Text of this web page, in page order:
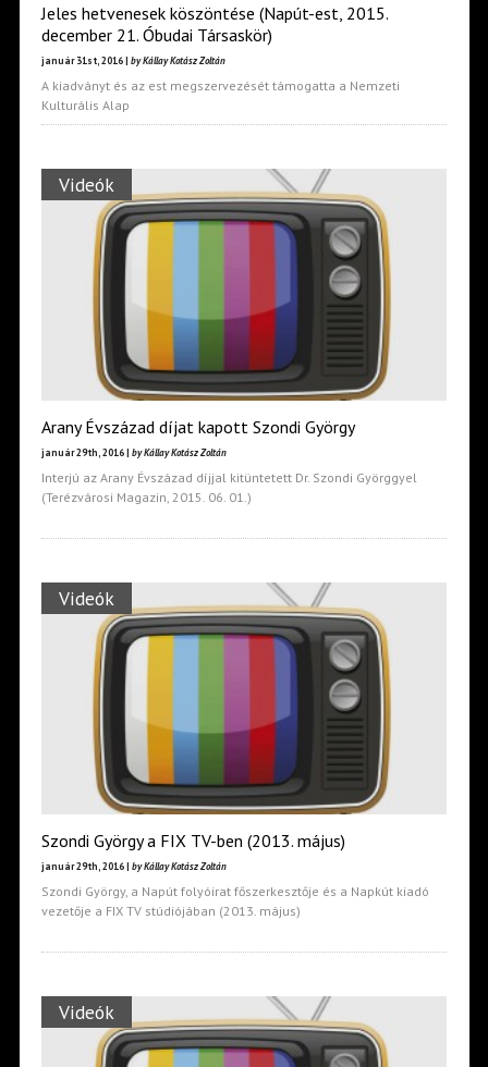
Jeles hetvenesek köszöntése (Napút-est, 2015.
december 21. Óbudai Társaskör)
január 31st, 2016 | by Kállay Kotász Zoltán
A kiadványt és az est megszervezését támogatta a Nemzeti
Kulturális Alap
Videók
Arany Évszázad díjat kapott Szondi György
január 29th, 2016 | by Kállay Kotász Zoltán
Interjú az Arany Évszázad díjjal kitüntetett Dr. Szondi Györggyel
(Terézvárosi Magazin, 2015. 06. 01.)
Videók
Szondi György a FIX TV-ben (2013. május)
január 29th, 2016 | by Kállay Kotász Zoltán
Szondi György, a Napút folyóirat főszerkesztője és a Napkút kiadó
vezetője a FIX TV stúdiójában (2013. május)
Videók